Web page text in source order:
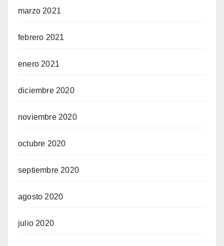
marzo 2021
febrero 2021
enero 2021
diciembre 2020
noviembre 2020
octubre 2020
septiembre 2020
agosto 2020
julio 2020